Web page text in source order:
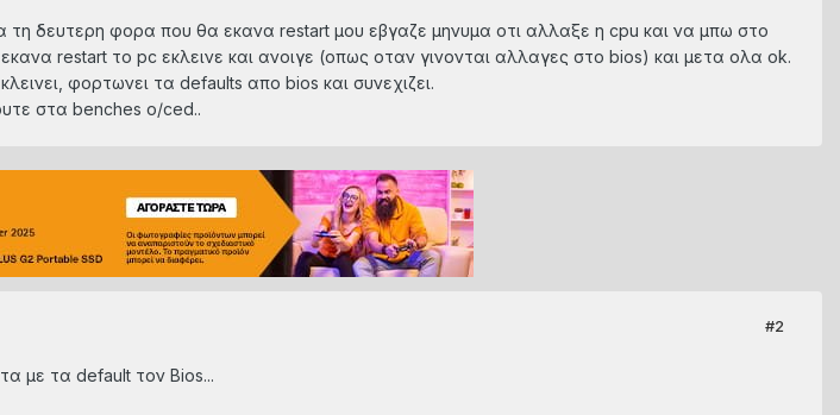
δευτερη φορα που θα εκανα restart μου εβγαζε μηνυμα οτι αλλαξε η cpu και να μπω στο
restart το pc εκλεινε και ανοιγε (οπως οταν γινονται αλλαγες στο bios) και μετα ολα ok.
φορτωνει τα defaults απο bios και συνεχιζει.
στα benches ο/ced..
#2
με τα default τον Bios...